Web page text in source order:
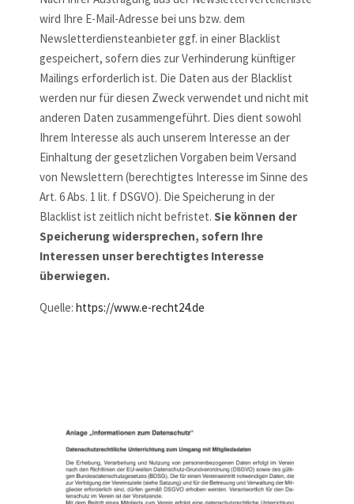
wird Ihre E-Mail-Adresse bei uns bzw. dem
Newsletterdiensteanbieter ggf. in einer Blacklist
gespeichert, sofern dies zur Verhinderung künftiger
Mailings erforderlich ist. Die Daten aus der Blacklist
werden nur für diesen Zweck verwendet und nicht mit
anderen Daten zusammengeführt. Dies dient sowohl
Ihrem Interesse als auch unserem Interesse an der
Einhaltung der gesetzlichen Vorgaben beim Versand
von Newslettern (berechtigtes Interesse im Sinne des
Art. 6 Abs. 1 lit. f DSGVO). Die Speicherung in der
Blacklist ist zeitlich nicht befristet. Sie können der
Speicherung widersprechen, sofern Ihre
Interessen unser berechtigtes Interesse
überwiegen.
Quelle: https://www.e-recht24.de